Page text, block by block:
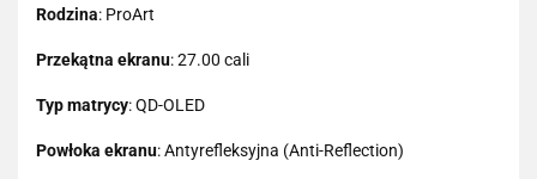
Rodzina: ProArt
Przekątna ekranu: 27.00 cali
Typ matrycy: QD-OLED
Powłoka ekranu: Antyrefleksyjna (Anti-Reflection)